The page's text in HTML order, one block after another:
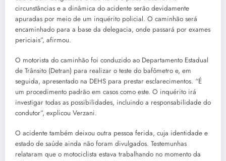
circunstâncias e a dinâmica do acidente serão devidamente
apuradas por meio de um inquérito policial. O caminhão será
encaminhado para a base da delegacia, onde passará por exames
periciais”, afirmou.
O motorista do caminhão foi conduzido ao Departamento Estadual
de Trânsito (Detran) para realizar o teste do bafômetro e, em
seguida, apresentado na DEHS para prestar esclarecimentos. “É
um procedimento padrão em casos como este. O inquérito irá
investigar todas as possibilidades, incluindo a responsabilidade do
condutor”, explicou Verzani.
O acidente também deixou outra pessoa ferida, cuja identidade e
estado de saúde ainda não foram divulgados. Testemunhas
relataram que o motociclista estava trabalhando no momento da